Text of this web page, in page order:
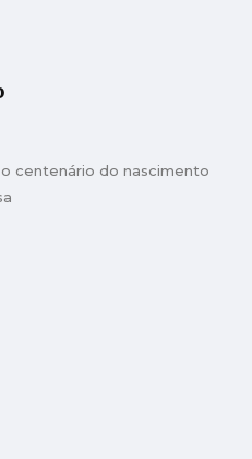
centenário do nascimento